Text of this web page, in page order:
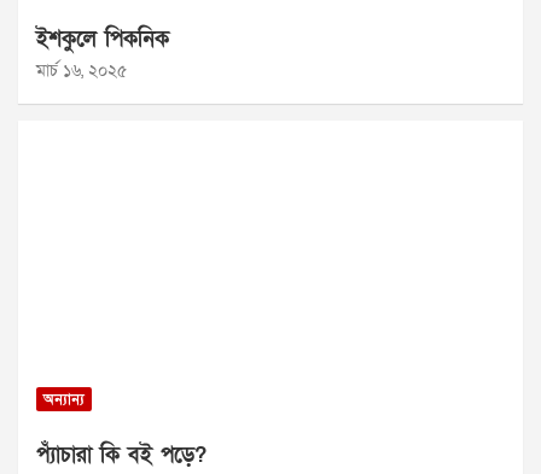
ইশকুলে পিকনিক
মার্চ ১৬, ২০২৫
অন্যান্য
প্যাঁচারা কি বই পড়ে?